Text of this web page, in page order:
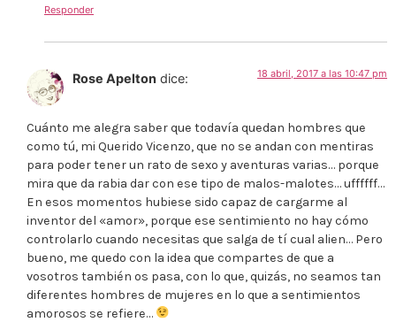
Responder
Rose Apelton dice: 18 abril, 2017 a las 10:47 pm
Cuánto me alegra saber que todavía quedan hombres que
como tú, mi Querido Vicenzo, que no se andan con mentiras
para poder tener un rato de sexo y aventuras varias… porque
mira que da rabia dar con ese tipo de malos-malotes… uffffff…
En esos momentos hubiese sido capaz de cargarme al
inventor del «amor», porque ese sentimiento no hay cómo
controlarlo cuando necesitas que salga de tí cual alien… Pero
bueno, me quedo con la idea que compartes de que a
vosotros también os pasa, con lo que, quizás, no seamos tan
diferentes hombres de mujeres en lo que a sentimientos
amorosos se refiere…